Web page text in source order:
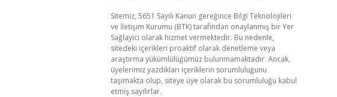
Sitemiz, 5651 Sayılı Kanun gereğince Bilgi Teknolojileri
ve İletişim Kurumu (BTK) tarafından onaylanmış bir Yer
Sağlayıcı olarak hizmet vermektedir. Bu nedenle,
sitedeki içerikleri proaktif olarak denetleme veya
araştırma yükümlülüğümüz bulunmamaktadır. Ancak,
üyelerimiz yazdıkları içeriklerin sorumluluğunu
taşımakta olup, siteye üye olarak bu sorumluluğu kabul
etmiş sayılırlar.